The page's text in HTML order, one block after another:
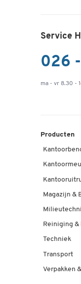
Service
026
ma - vr 8.30 -
Producten
Magazijn &
Reiniging &
Techniek
Transport
Verpakken